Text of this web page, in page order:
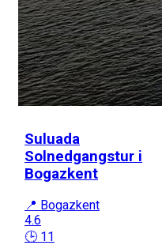
Suluada
Solnedgangstur i
Bogazkent
📍 Bogazkent
4.6
🕒 11